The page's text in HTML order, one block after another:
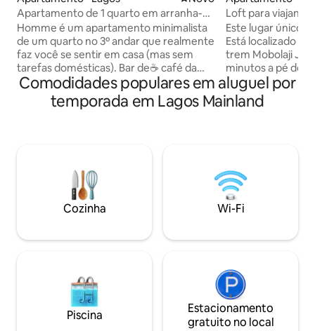
Apartamento de 1 quarto em arranha-
céu com cobertura e academia
Homme é um apartamento minimalista
de um quarto no 3º andar que realmente
faz você se sentir em casa (mas sem
tarefas domésticas). Bar de☕️ café da
manhã (seleção gratuita de chá e
biscoitos fornecidos) Cozinha 🍳
totalmente equipada com
Academia 🚗 Estacionamento gratuito
no local Segurança 🔐 24h 🛋️ Sofá de
múltiplas funções 💡Eletricidade 24
horas por dia, 7 dias por semana,
inversor solar e bateria de lítio + gerador
Loft para viajantes
Este lugar único
Está localizado
trem Mobolaji
minutos a pé do
opções de
supermercados.
ponte
velocidade, TV
serviço de
apartamento,
último, vista
Comodidades populares em aluguel por
temporada em Lagos Mainland
Cozinha Wi-Fi
Piscina
Estacionamento
gratuito no local